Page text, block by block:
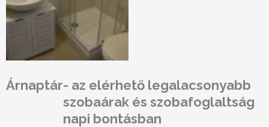
Árnaptár- az elérhető legalacsonyabb
szobaárak és szobafoglaltság
napi bontásban